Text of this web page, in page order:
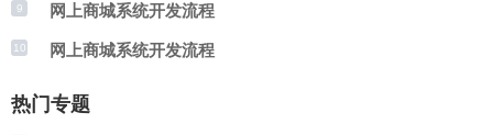
9 网上商城系统开发流程
10 网上商城系统开发流程
热门专题